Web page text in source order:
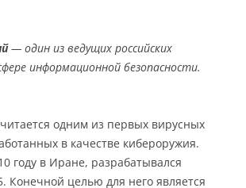
— один из ведущих российских
информационной безопасности.
одним из первых вирусных
в качестве кибероружия.
году в Иране, разрабатывался
Конечной целью для него является